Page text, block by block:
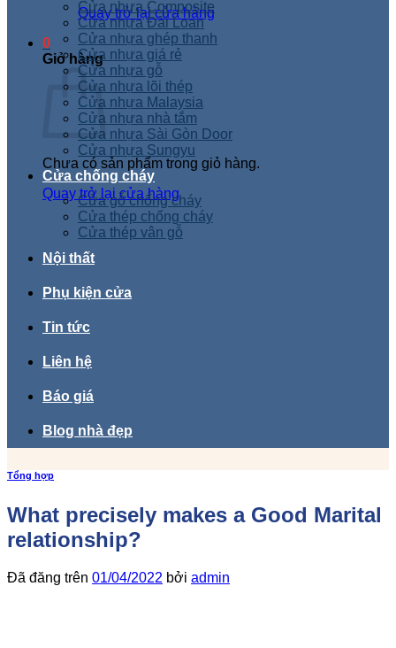
Quay trở lại cửa hàng
0
Giỏ hàng
Chưa có sản phẩm trong giỏ hàng.
Quay trở lại cửa hàng
Cửa nhựa Composite
Cửa nhựa Đài Loan
Cửa nhựa ghép thanh
Cửa nhựa giá rẻ
Cửa nhựa gỗ
Cửa nhựa lõi thép
Cửa nhựa Malaysia
Cửa nhựa nhà tắm
Cửa nhựa Sài Gòn Door
Cửa nhựa Sungyu
Cửa chống cháy
Cửa gỗ chống cháy
Cửa thép chống cháy
Cửa thép vân gỗ
Nội thất
Phụ kiện cửa
Tin tức
Liên hệ
Báo giá
Blog nhà đẹp
Tổng hợp
What precisely makes a Good Marital
relationship?
Đã đăng trên 01/04/2022 bởi admin